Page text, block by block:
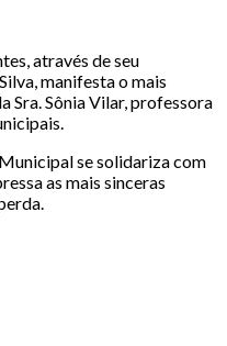
através de seu
manifesta o mais
Sra. Sônia Vilar, professora
se solidariza com
as mais sinceras